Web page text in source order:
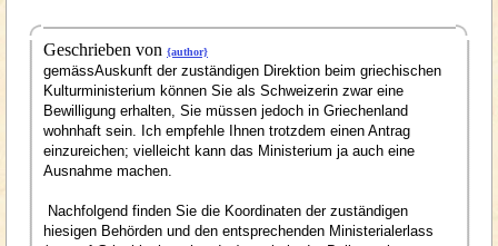
Geschrieben von {author}
gemässAuskunft der zuständigen Direktion beim griechischen
Kulturministerium können Sie als Schweizerin zwar eine
Bewilligung erhalten, Sie müssen jedoch in Griechenland
wohnhaft sein. Ich empfehle Ihnen trotzdem einen Antrag
einzureichen; vielleicht kann das Ministerium ja auch eine
Ausnahme machen.
Nachfolgend finden Sie die Koordinaten der zuständigen
hiesigen Behörden und den entsprechenden Ministerialerlass